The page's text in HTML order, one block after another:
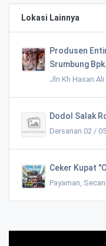
Lokasi Lainnya
Produsen
Srumbung
Jln Kh Hasan
Dodol Salak
Dersanan 02 /
Ceker Kupat
Payaman,